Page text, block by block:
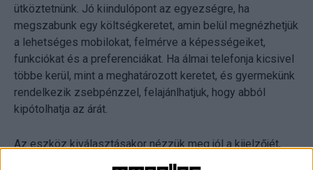
ütköztetnünk. Jó kiindulópont az egyezségre, ha
megszabunk egy költségkeretet, amin belül megnézhetjük
a lehetséges mobilokat, felmérve a képességeiket,
funkciókat és a preferenciákat. Ha álmai telefonja kicsivel
többe kerül, mint a meghatározott keretet, és gyermekünk
rendelkezik zsebpénzzel, felajánlhatjuk, hogy abból
kipótolhatja az árát.
Az eszköz kiválasztásakor nézzük meg jól a kijelzőjét,
hiszen gyermekünk ezt a felületet fogja figyelni – ha